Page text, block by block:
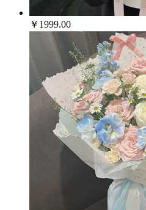
￥1999.00